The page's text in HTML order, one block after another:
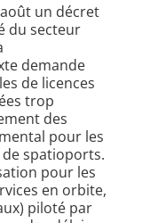
un décret
du secteur
demande
de licences
trop
des
pour les
spatioports.
pour les
en orbite,
piloté par